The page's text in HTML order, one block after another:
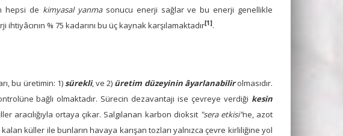
hepsi de kimyasal yanmasonucu enerji sağlar ve bu enerji genellikle
% 75 kadarını bu üç kaynak karşılamaktadır[1] .
bu üretimin: 1)sürekli, ve 2) üretim düzeyinin âyarlanabilirolmasıdır.
bağlı olmaktadır. Sürecin dezavantajı ise çevreye verdiği kesin
aracılığıyla ortaya çıkar. Salgılanan karbon dioksit "sera etkisi"ne, azot
küller ile bunların havaya karışan tozları yalnızca çevre kirliliğine yol